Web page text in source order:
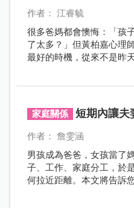
作者： 江睿毓
很多爸媽都會懊悔：「孩
了太多？」但黃柏嘉心理
最好的時機，從來不是昨
家庭關係 短期內讓夫
作者： 詹雯涵
男孩成為爸爸，女孩當了
子、工作、家庭分工，於
何拉近距離。本文將告訴